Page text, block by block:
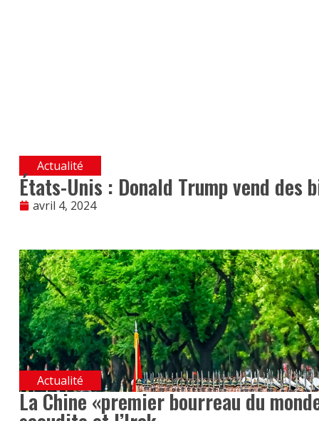
Actualité
États-Unis : Donald Trump vend des
avril 4, 2024
Actualité
La Chine «premier bourreau du